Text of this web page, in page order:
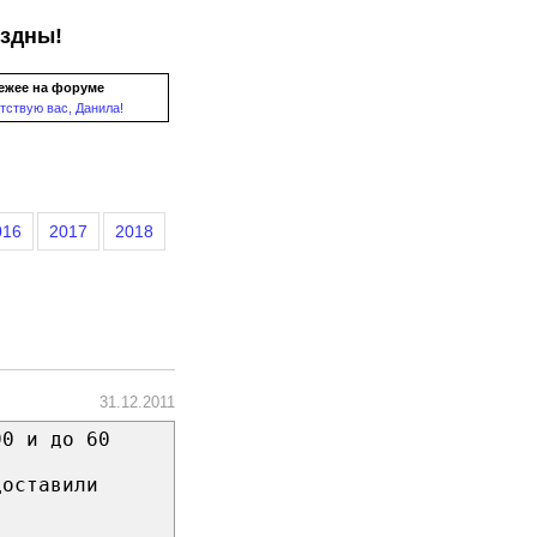
на форуме
вас, Данила!
2017 2018
31.12.2011
и до 60